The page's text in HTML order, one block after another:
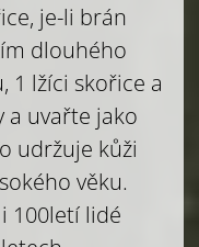
je-li brán
dlouhého
1 lžíci skořice a
a uvařte jako
udržuje kůži
věku.
100letí lidé